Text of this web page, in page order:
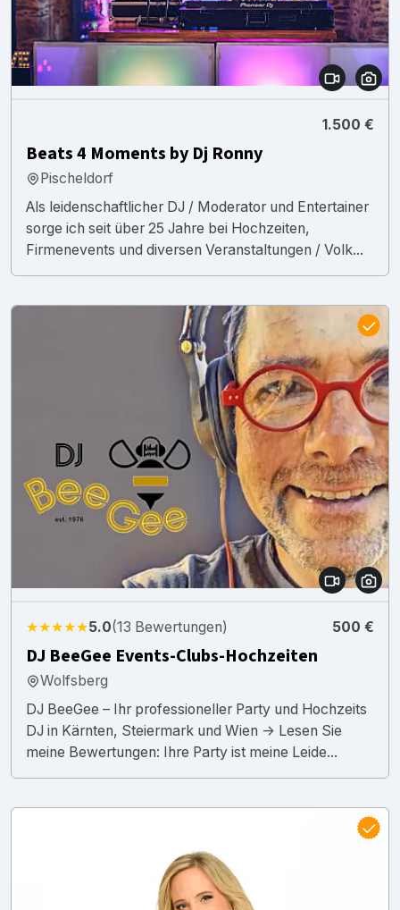
1.500 €
Beats 4 Moments by Dj Ronny
Pischeldorf
Als leidenschaftlicher DJ / Moderator und Entertainer
sorge ich seit über 25 Jahre bei Hochzeiten,
Firmenevents und diversen Veranstaltungen / Volk...
★★★★★5.0(13 Bewertungen) 500 €
DJ BeeGee Events-Clubs-Hochzeiten
Wolfsberg
DJ BeeGee – Ihr professioneller Party und Hochzeits
DJ in Kärnten, Steiermark und Wien -> Lesen Sie
meine Bewertungen: Ihre Party ist meine Leide...